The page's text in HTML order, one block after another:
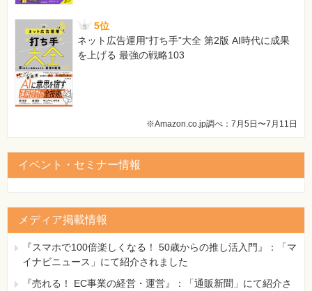
索引
5位
ネット広告運用“打ち手”大全 第2版 AI時代に成果
を上げる 最強の戦略103
※Amazon.co.jp調べ：7月5日〜7月11日
イベント・セミナー情報
メディア掲載情報
『スマホで100倍楽しくなる！ 50歳からの推し活入門』：「マ
イナビニュース」にて紹介されました
『売れる！ EC事業の経営・運営』：「通販新聞」にて紹介さ